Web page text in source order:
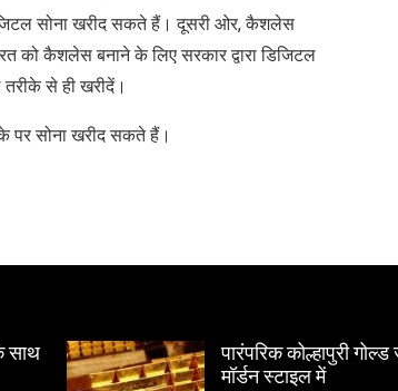
सोना खरीद सकते हैं। दूसरी ओर, कैशलेस
को कैशलेस बनाने के लिए सरकार द्वारा डिजिटल
से ही खरीदें।
पर सोना खरीद सकते हैं।
साथ
पारंपरिक कोल्हापुरी गोल्ड
मॉर्डन स्टाइल में